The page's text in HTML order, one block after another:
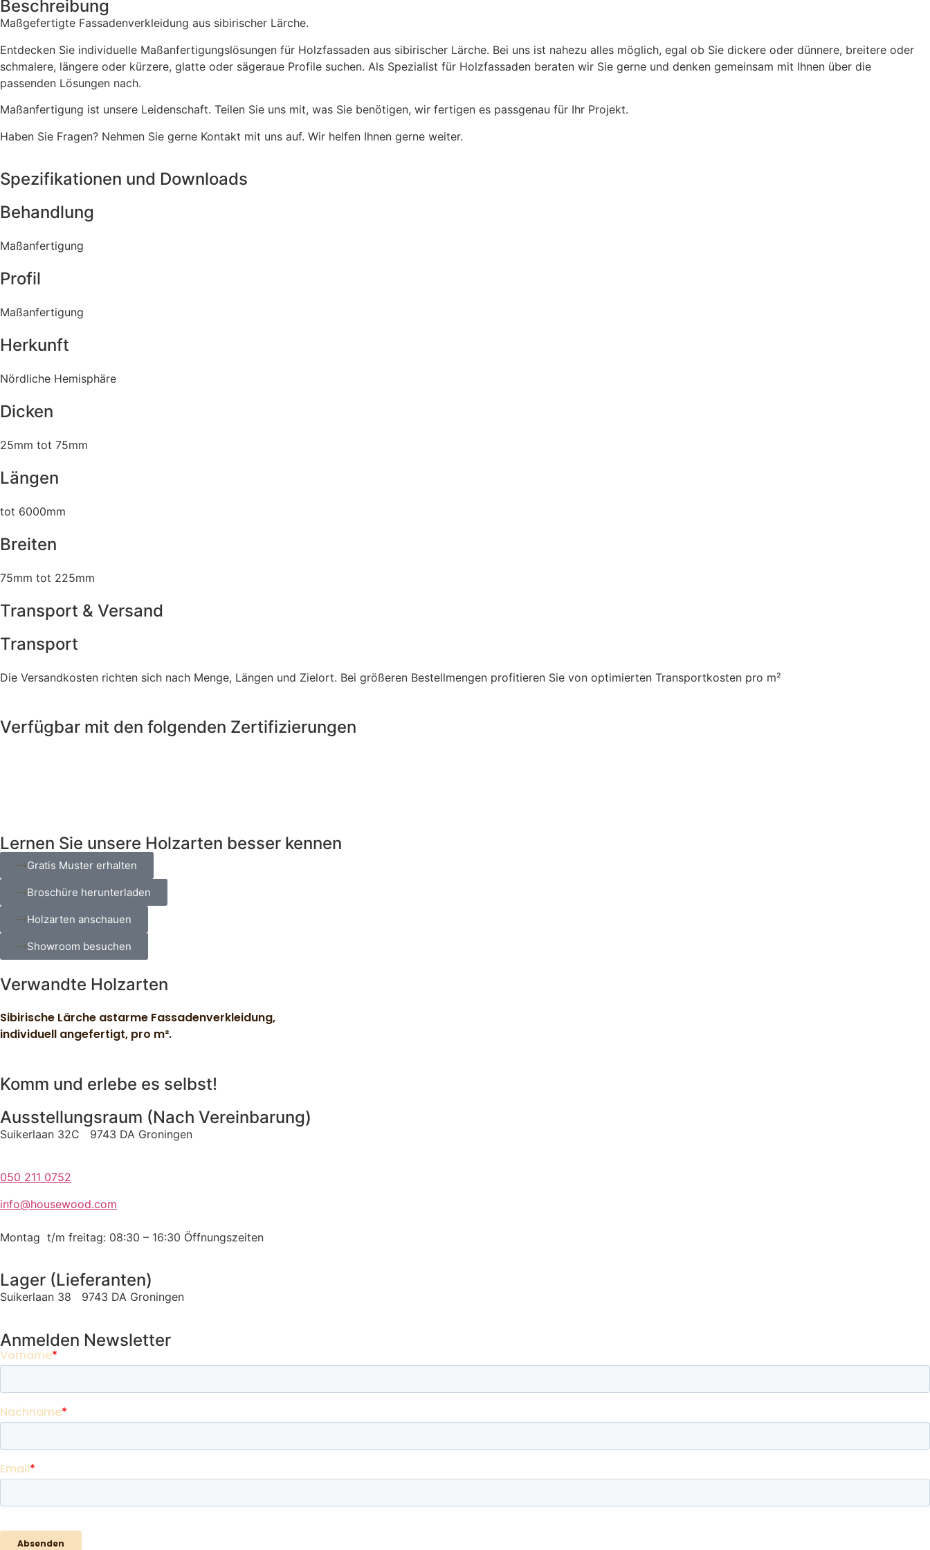
Beschreibung
Maßgefertigte Fassadenverkleidung aus sibirischer Lärche.
Entdecken Sie individuelle Maßanfertigungslösungen für Holzfassaden aus sibirischer Lärche. Bei uns ist nahezu alles möglich, egal ob Sie dickere oder dünnere, breitere oder
schmalere, längere oder kürzere, glatte oder sägeraue Profile suchen. Als Spezialist für Holzfassaden beraten wir Sie gerne und denken gemeinsam mit Ihnen über die
passenden Lösungen nach.
Maßanfertigung ist unsere Leidenschaft. Teilen Sie uns mit, was Sie benötigen, wir fertigen es passgenau für Ihr Projekt.
Haben Sie Fragen? Nehmen Sie gerne Kontakt mit uns auf. Wir helfen Ihnen gerne weiter.
Spezifikationen und Downloads
Behandlung
Maßanfertigung
Profil
Maßanfertigung
Herkunft
Nördliche Hemisphäre
Dicken
25mm tot 75mm
Längen
tot 6000mm
Breiten
75mm tot 225mm
Transport & Versand
Transport
Die Versandkosten richten sich nach Menge, Längen und Zielort. Bei größeren Bestellmengen profitieren Sie von optimierten Transportkosten pro m²
Verfügbar mit den folgenden Zertifizierungen
Lernen Sie unsere Holzarten besser kennen
Gratis Muster erhalten
Broschüre herunterladen
Holzarten anschauen
Showroom besuchen
Verwandte Holzarten
Sibirische Lärche astarme Fassadenverkleidung,
individuell angefertigt, pro m².
Komm und erlebe es selbst!
Ausstellungsraum (Nach Vereinbarung)
Suikerlaan 32C 9743 DA Groningen
050 211 0752
info@housewood.com
Montag t/m freitag: 08:30 – 16:30 Öffnungszeiten
Lager (Lieferanten)
Suikerlaan 38 9743 DA Groningen
Anmelden Newsletter